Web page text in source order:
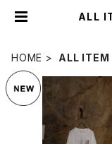
ALL
HOME ALL ITEM